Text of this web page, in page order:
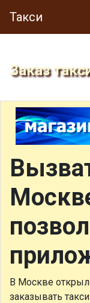
Такси
Заказ
В Москве
заказывать